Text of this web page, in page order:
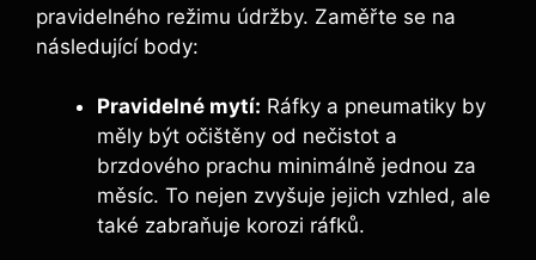
pravidelného režimu údržby. Zaměřte se na
následující body:
Pravidelné mytí: Ráfky a pneumatiky by
měly být očištěny od nečistot a
brzdového prachu minimálně jednou za
měsíc. To nejen zvyšuje jejich vzhled, ale
také zabraňuje korozi ráfků.